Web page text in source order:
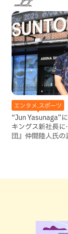
エンタメ,スポーツ
“Jun Yasunaga”
キングス新社長
団』仲間陸人氏